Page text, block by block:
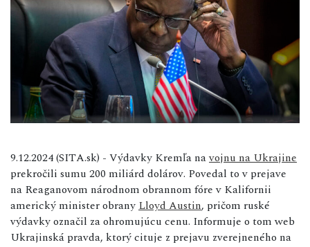
9.12.2024 (SITA.sk) - Výdavky Kremľa navojnu na Ukrajine
prekročili sumu 200 miliárd dolárov. Povedal to v prejave
na Reaganovom národnom obrannom fóre v Kalifornii
americký minister obrany Lloyd Austin, pričom ruské
výdavky označil za ohromujúcu cenu. Informuje o tom web
Ukrajinská pravda, ktorý cituje z prejavu zverejneného na